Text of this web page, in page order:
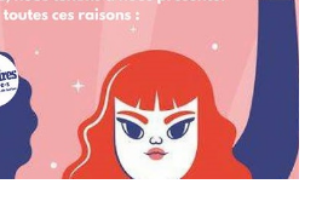
CINÉMA
LITTÉRATURE
ÉCONOMIE
MÉDIAS
SANTÉ
instagram
emailemail-
form